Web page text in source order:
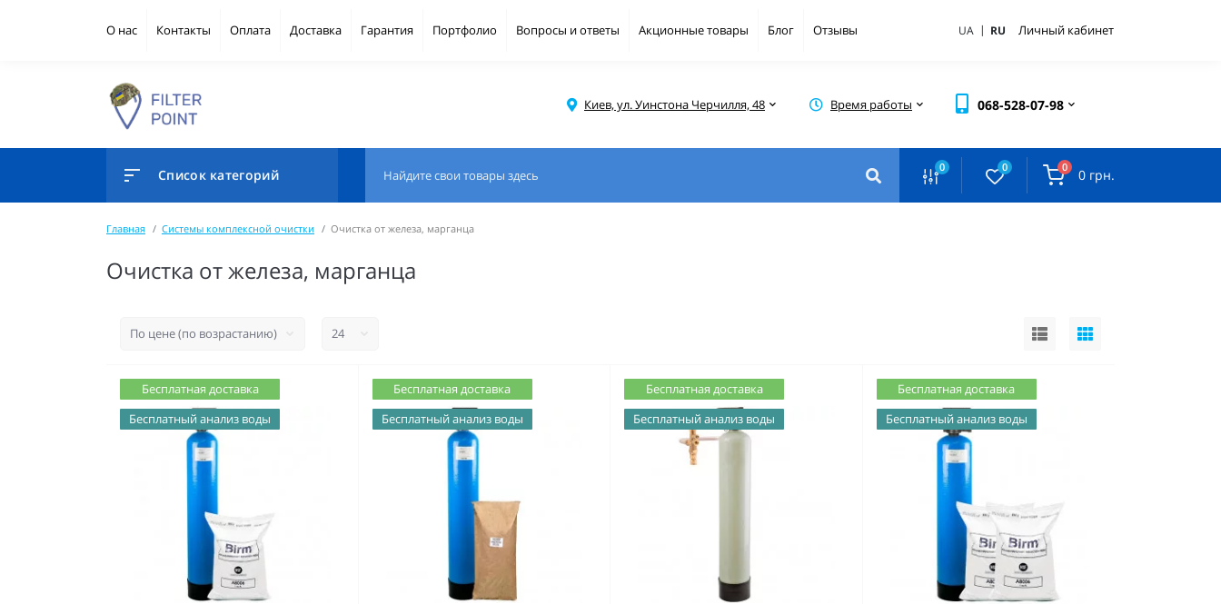
О нас Контакты Оплата Доставка Гарантия Портфолио Вопросы и ответы Акционные товары Блог Отзывы UA | RU Личный кабинет
Киев, ул. Уинстона Черчилля, 48 Время работы 068-528-07-98
Список категорий 0 0 0 0 грн.
Главная Системы комплексной очистки Очистка от железа, марганца
Очистка от железа, марганца
Бесплатная доставка
Бесплатный анализ воды
Бесплатная доставка
Бесплатный анализ воды
Бесплатная доставка
Бесплатный анализ воды
Бесплатная доставка
Бесплатный анализ воды